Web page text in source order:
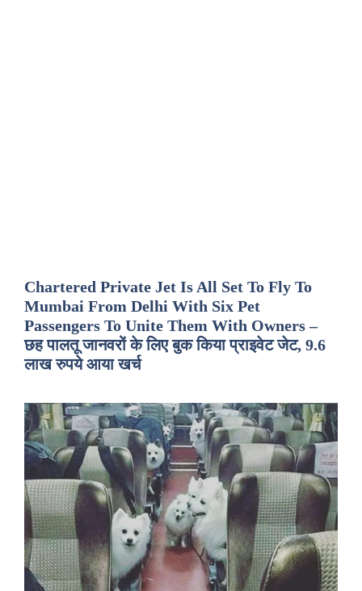
Chartered Private Jet Is All Set To Fly To
Mumbai From Delhi With Six Pet
Passengers To Unite Them With Owners –
छह पालतू जानवरों के लिए बुक किया प्राइवेट जेट, 9.6
लाख रुपये आया खर्च